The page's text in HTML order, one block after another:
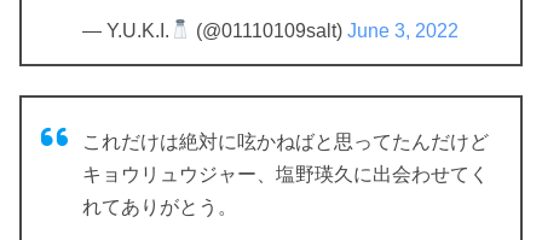
— Y.U.K.I. (@01110109salt)June 3, 2022
これだけは絶対に呟かねばと思ってたんだけど
キョウリュウジャー、塩野瑛久に出会わせてく
れてありがとう。